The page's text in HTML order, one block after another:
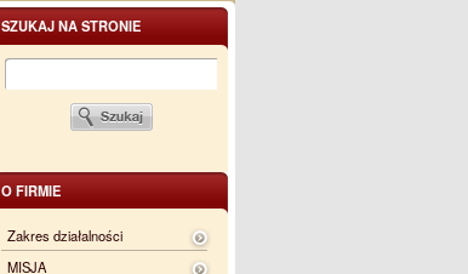
SZUKAJ NA STRONIE
O FIRMIE
Zakres działalności
MISJA